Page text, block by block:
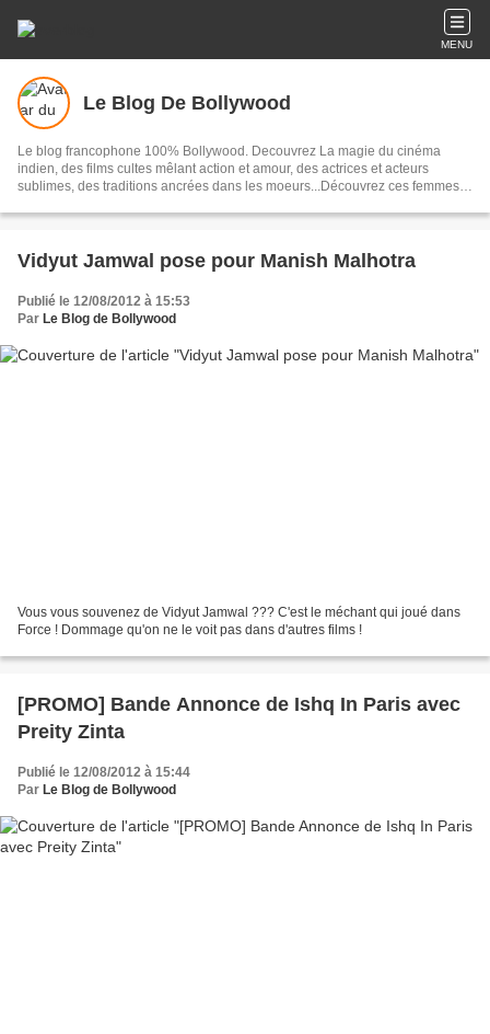
MENU
Le Blog De Bollywood
Le blog francophone 100% Bollywood. Decouvrez La magie du cinéma
indien, des films cultes mêlant action et amour, des actrices et acteurs
sublimes, des traditions ancrées dans les moeurs...Découvrez ces femmes
Vidyut Jamwal pose pour Manish Malhotra
Publié le 12/08/2012 à 15:53
Par Le Blog de Bollywood
Vous vous souvenez de Vidyut Jamwal ??? C'est le méchant qui joué dans
Force ! Dommage qu'on ne le voit pas dans d'autres films !
[PROMO] Bande Annonce de Ishq In Paris avec
Preity Zinta
Publié le 12/08/2012 à 15:44
Par Le Blog de Bollywood